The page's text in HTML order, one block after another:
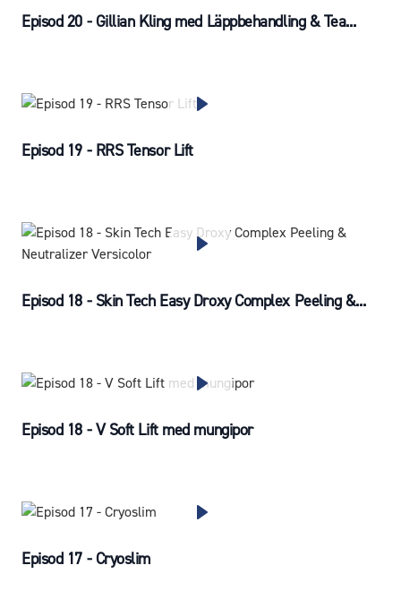
Episod 20 - Gillian Kling med Läppbehandling & Tea...
Episod 19 - RRS Tensor Lift
Episod 18 - Skin Tech Easy Droxy Complex Peeling &...
Episod 18 - V Soft Lift med mungipor
Episod 17 - Cryoslim